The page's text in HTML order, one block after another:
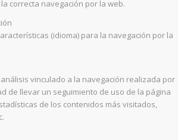
correcta navegación por la web.
(idioma) para la navegación por la
vinculado a la navegación realizada por
de llevar un seguimiento de uso de la página
de los contenidos más visitados,